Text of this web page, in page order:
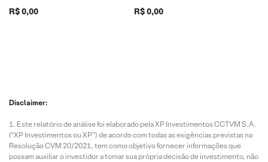
R$ 0,00
R$ 0,00
Disclaimer:
Este relatório de análise foi elaborado pela XP Investimentos CCTVM S.A.
(“XP Investimentos ou XP”) de acordo com todas as exigências previstas na
Resolução CVM 20/2021, tem como objetivo fornecer informações que
possam auxiliar o investidor a tomar sua própria decisão de investimento, não